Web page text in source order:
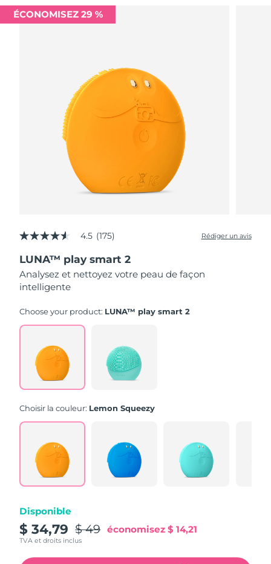
ÉCONOMISEZ 29 %
4.5
sur
5,
valeur
de
note
moyenne.
Read
Reviews.
Lien
sur
même
4.5 (175) Rédiger un avis
LUNA™ play smart 2
Analysez et nettoyez votre peau de façon
intelligente
Choose your product: LUNA™ play smart 2
Choisir la couleur: Lemon Squeezy
Disponible
$ 34,79 $ 49 économisez$ 14,21
TVA et droits inclus